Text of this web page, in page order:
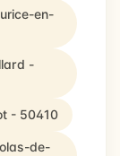
en-
-
- 50410
de-